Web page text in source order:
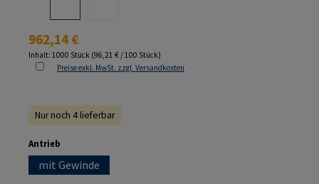
Regulärer Preis:
962,14 €
Inhalt: 1000 Stück (96,21 € / 100 Stück)
Preise exkl. MwSt. zzgl. Versandkosten
Nur noch 4 lieferbar
Antrieb
mit Gewinde